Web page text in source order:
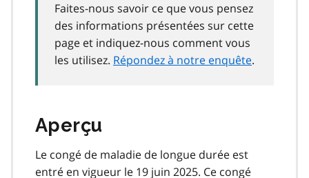
Faites-nous savoir ce que vous pensez
des informations présentées sur cette
page et indiquez-nous comment vous
les utilisez. Répondez à notre enquête.
Aperçu
Le congé de maladie de longue durée est
entré en vigueur le 19 juin 2025. Ce congé